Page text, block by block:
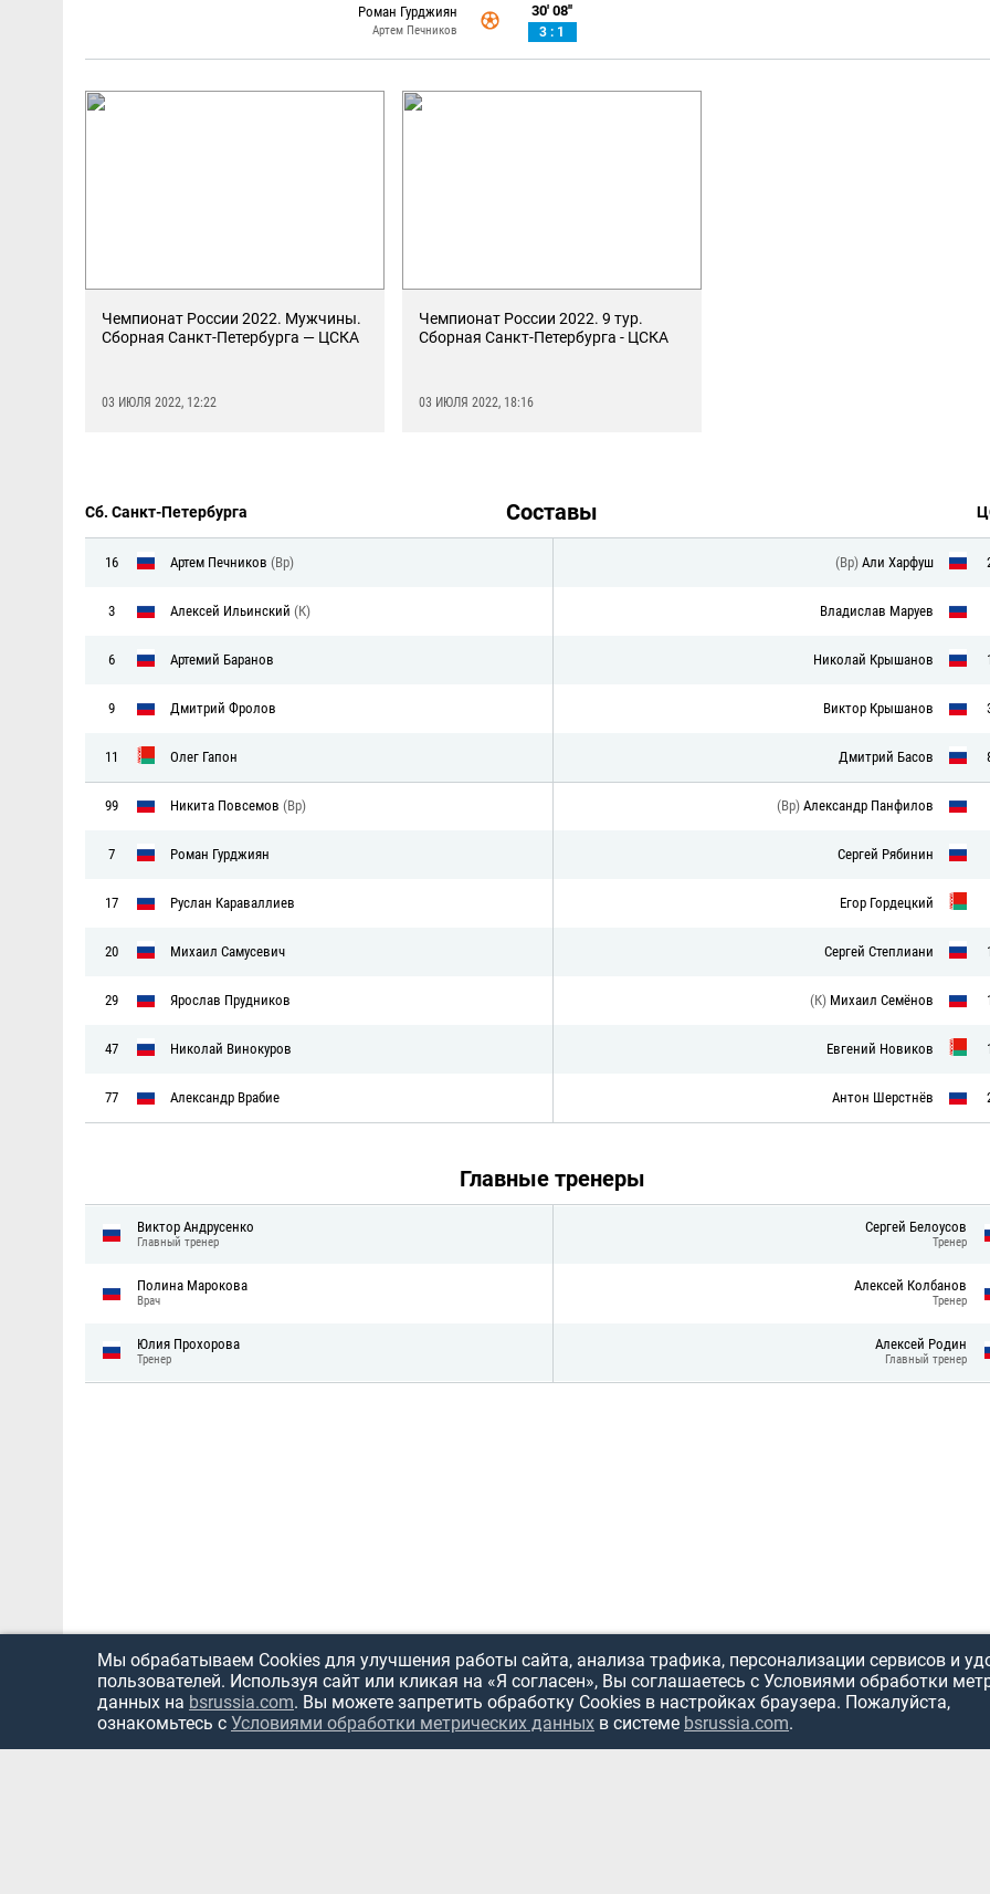
Роман Гурджиян
Артем Печников
30' 08''
3 : 1
Чемпионат России 2022. Мужчины.
Сборная Санкт-Петербурга — ЦСКА
03 ИЮЛЯ 2022, 12:22
Чемпионат России 2022. 9 тур.
Сборная Санкт-Петербурга - ЦСКА
03 ИЮЛЯ 2022, 18:16
Сб. Санкт-Петербурга Составы
16 Артем Печников (Вр)
3 Алексей Ильинский (К)
6 Артемий Баранов
9 Дмитрий Фролов
11 Олег Гапон
99 Никита Повсемов (Вр)
7 Роман Гурджиян
17 Руслан Караваллиев
20 Михаил Самусевич
29 Ярослав Прудников
47 Николай Винокуров
77 Александр Врабие
(Вр) Али Харфуш
Владислав Маруев
Николай Крышанов
Виктор Крышанов
Дмитрий Басов
(Вр) Александр Панфилов
Сергей Рябинин
Егор Гордецкий
Сергей Степлиани
(К) Михаил Семёнов
Евгений Новиков
Антон Шерстнёв
Главные тренеры
Виктор Андрусенко
Главный тренер
Полина Марокова
Врач
Юлия Прохорова
Тренер
Сергей Белоусов
Тренер
Алексей Колбанов
Тренер
Алексей Родин
Главный тренер
Мы обрабатываем Cookies для улучшения работы сайта, анализа трафика, персонализации сервисов и
пользователей. Используя сайт или кликая на «Я согласен», Вы соглашаетесь с Условиями обработки
данных на bsrussia.com. Вы можете запретить обработку Cookies в настройках браузера. Пожалуйста,
ознакомьтесь с Условиями обработки метрических данных в системе bsrussia.com.